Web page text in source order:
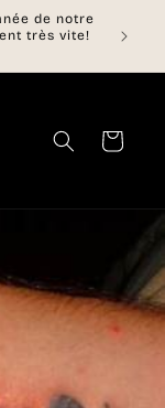
de notre
très vite!
Panier